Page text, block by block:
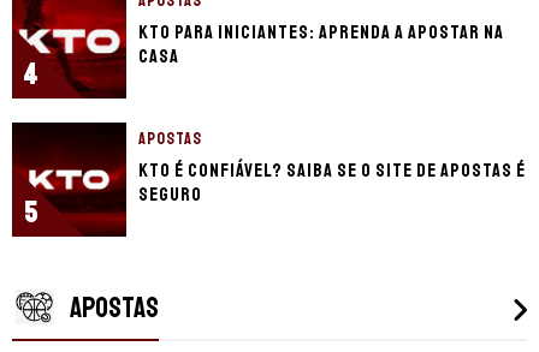
4
KTO para iniciantes: aprenda a apostar na
casa
5
APOSTAS
KTO é confiável? Saiba se o site de apostas é
seguro
APOSTAS